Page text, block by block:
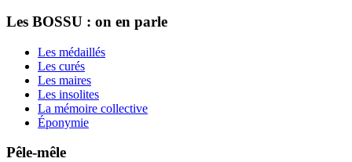
Les BOSSU : on en parle
Les médaillés
Les curés
Les maires
Les insolites
La mémoire collective
Éponymie
Pêle-mêle